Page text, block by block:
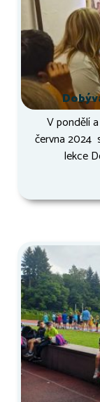
V pondělí a
června 2024
lekce